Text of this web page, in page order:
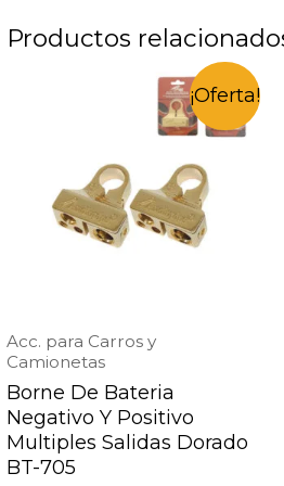
Productos
¡Oferta!
Acc. para Carros y
Camionetas
Borne De Bateria
Negativo Y Positivo
Multiples Salidas Dorado
BT-705